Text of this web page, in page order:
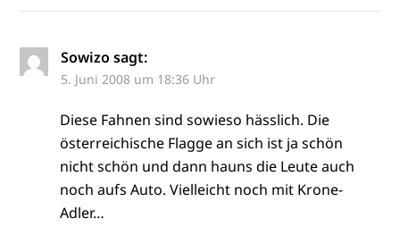
Sowizo sagt:
5. Juni 2008 um 18:36 Uhr
Diese Fahnen sind sowieso hässlich. Die
österreichische Flagge an sich ist ja schön
nicht schön und dann hauns die Leute auch
noch aufs Auto. Vielleicht noch mit Krone-
Adler…